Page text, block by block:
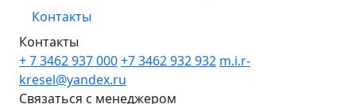
Контакты
Контакты
+ 7 3462937 000+7 3462932 932 m.i.r-
kresel@yandex.ru
Связаться с менеджером